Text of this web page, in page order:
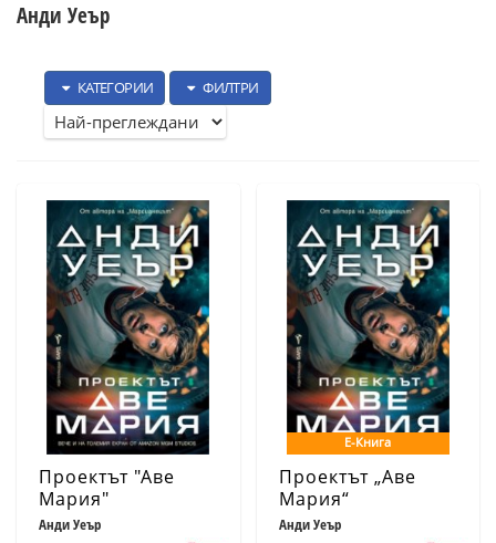
Анди Уеър
КАТЕГОРИИ ФИЛТРИ
Проектът "Аве
Мария"
Анди Уеър
Е-Книга
Проектът „Аве
Мария“
Анди Уеър